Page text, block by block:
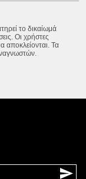
το δικαίωμά
Οι χρήστες
αποκλείονται. Τα